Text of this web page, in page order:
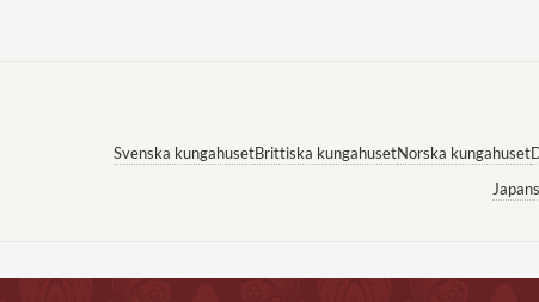
Svenska kungahusetBrittiska kungahusetNorska kungahuset